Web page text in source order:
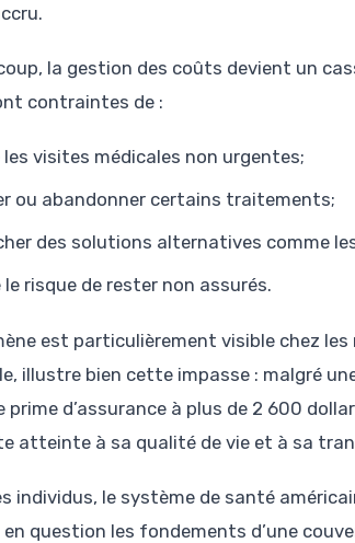
la gestion des coûts devient un
contraintes de :
les visites médicales non urgentes;
ou abandonner certains traitements;
des solutions alternatives comme
le risque de rester non assurés.
est particulièrement visible chez
illustre bien cette impasse : malgré
prime d’assurance à plus de 2 600
atteinte à sa qualité de vie et à sa
individus, le système de santé
question les fondements d’une